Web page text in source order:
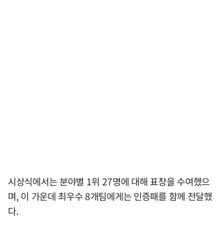
시상식에서는 분야별 1위 27명에 대해 표창을 수여했으
며, 이 가운데 최우수 8개팀에게는 인증패를 함께 전달했
다.